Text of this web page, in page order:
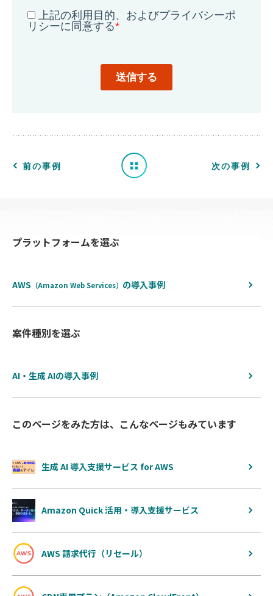
前の事例
例
一 次の事例
プラットフォームを選ぶ
AWS （Amazon Web Services） の導入事例
案件種別を選ぶ
AI・生成 AIの導入事例
このページをみた方は、こんなページもみています
生成 AI 導入支援サービス for AWS
Amazon Quick 活用・導入支援サービス
AWS 請求代行（リセール）